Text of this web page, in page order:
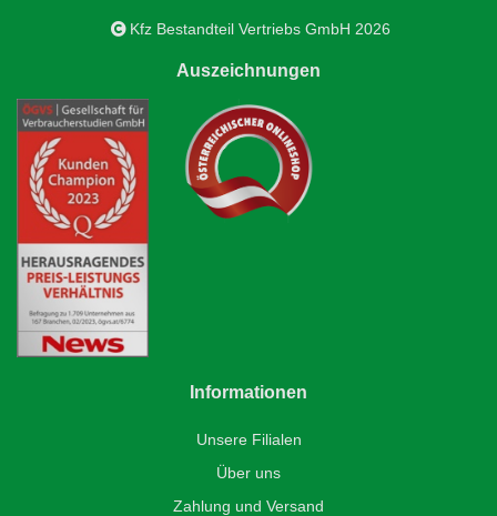
Kfz Bestandteil Vertriebs GmbH 2026
Auszeichnungen
Informationen
Unsere Filialen
Über uns
Zahlung und Versand